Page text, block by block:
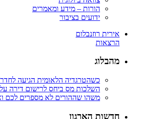
הורות – מידע ומאמרים
ידועים בציבור
אירית רוזנבלום
הרצאות
מהבלוג
כשהטרגדיה הלאומית הגיעה
השלכות מס ביחס לרישום דירה
משהו שההורים לא מספרים לכם
חדשות הארגון